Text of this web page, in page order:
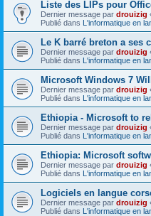
Liste des LIPs pour
Dernier message par drouizig
Publié dans L'informatique en
Le K barré breton a ses
Dernier message par drouizig
Publié dans L'informatique en
Microsoft Windows 7
Dernier message par drouizig
Publié dans L'informatique en
Ethiopia - Microsoft to
Dernier message par drouizig
Publié dans L'informatique en
Ethiopia: Microsoft
Dernier message par drouizig
Publié dans L'informatique en
Logiciels en langue
Dernier message par drouizig
Publié dans L'informatique en